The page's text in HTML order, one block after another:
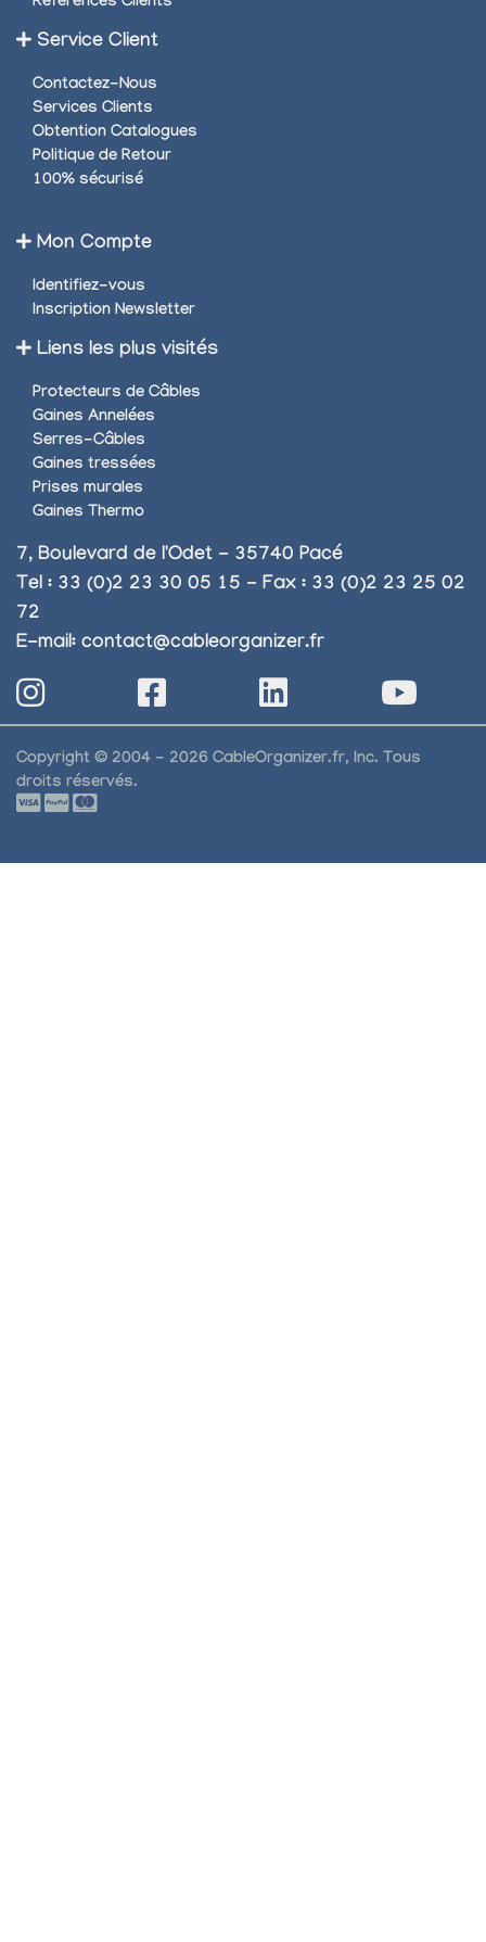
Service Client
Contactez-Nous
Services Clients
Obtention Catalogues
Politique de Retour
100% sécurisé
Mon Compte
Identifiez-vous
Inscription Newsletter
Liens les plus visités
Protecteurs de Câbles
Gaines Annelées
Serres-Câbles
Gaines tressées
Prises murales
Gaines Thermo
7, Boulevard de l'Odet - 35740 Pacé
Tel : 33 (0)2 23 30 05 15 - Fax : 33 (0)2 23 25 02
72
E-mail: contact@cableorganizer.fr
Copyright © 2004 - 2026 CableOrganizer.fr, Inc. Tous
droits réservés.